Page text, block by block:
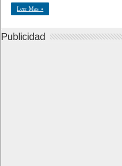
Leer Mas »
Publicidad